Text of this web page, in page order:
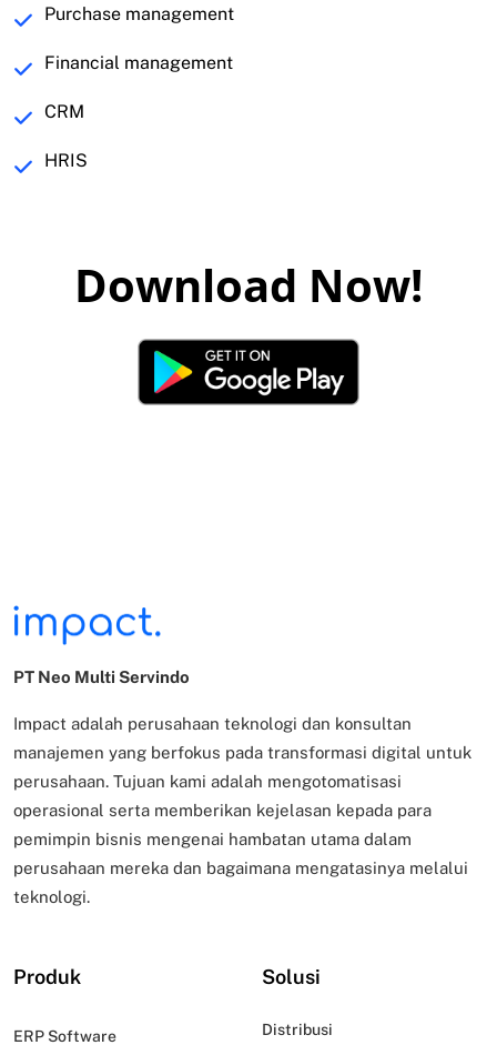
Purchase management
Financial management
CRM
HRIS
Download Now!
PT Neo Multi Servindo
Impact adalah perusahaan teknologi dan konsultan
manajemen yang berfokus pada transformasi digital untuk
perusahaan. Tujuan kami adalah mengotomatisasi
operasional serta memberikan kejelasan kepada para
pemimpin bisnis mengenai hambatan utama dalam
perusahaan mereka dan bagaimana mengatasinya melalui
teknologi.
Produk
ERP Software
Solusi
Distribusi